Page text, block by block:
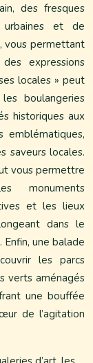
des fresques
et de
vous permettant
expressions
locales » peut
boulangeries
historiques aux
emblématiques,
saveurs locales.
vous permettre
monuments
et les lieux
dans le
une balade
les parcs
verts aménagés
une bouffée
de l’agitation